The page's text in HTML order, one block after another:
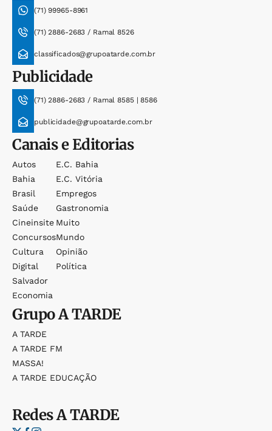
(71) 99965-8961
(71) 2886-2683 / Ramal 8526
classificados@grupoatarde.com.br
Publicidade
(71) 2886-2683 / Ramal 8585 | 8586
publicidade@grupoatarde.com.br
Canais e Editorias
Autos
Bahia
Brasil
Saúde
Cineinsite
Concursos
Cultura
Digital
Salvador
Economia
E.c. Bahia
E.c. Vitória
Empregos
Gastronomia
Muito
Mundo
Opinião
Política
GrupoA TARDE
A TARDE
A TARDE FM
MASSA!
A TARDE EDUCAÇÃO
RedesA TARDE